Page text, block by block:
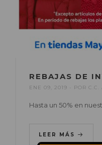
REBAJAS DE
ENE 09, 2019 POR C.C.
Hasta un 50% en
LEER MÁS